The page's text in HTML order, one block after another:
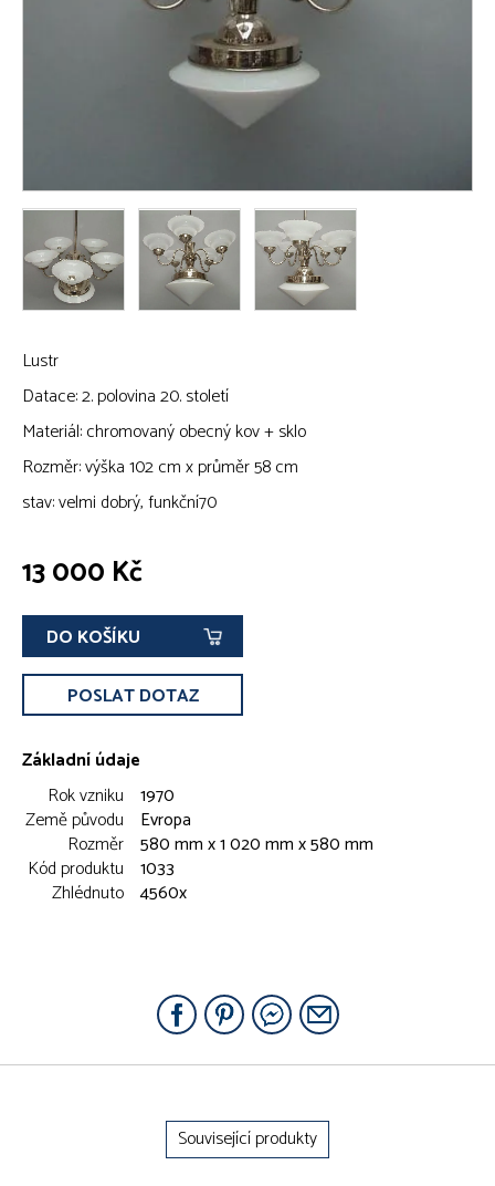
Lustr
Datace: 2. polovina 20. století
Materiál: chromovaný obecný kov + sklo
Rozměr: výška 102 cm x průměr 58 cm
stav: velmi dobrý, funkční70
13 000 Kč
DO KOŠÍKU
POSLAT DOTAZ
Základní údaje
Rok vzniku 1970
Země původu
Evropa
Rozměr 580 mm x 1 020 mm x 580 mm
Kód produktu 1033
Zhlédnuto 4560x
Související produkty